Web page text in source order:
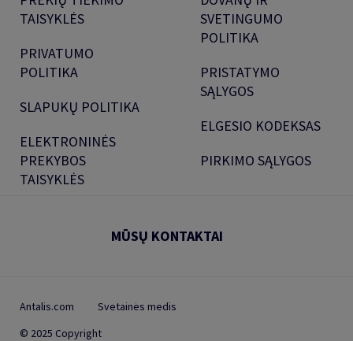
TAISYKLĖS
PRIVATUMO
POLITIKA
SLAPUKŲ POLITIKA
ELEKTRONINĖS
PREKYBOS
TAISYKLĖS
SVETINGUMO
POLITIKA
PRISTATYMO
SĄLYGOS
ELGESIO KODEKSAS
PIRKIMO SĄLYGOS
MŪSŲ KONTAKTAI
Antalis.com
Svetainės medis
© 2025 Copyright